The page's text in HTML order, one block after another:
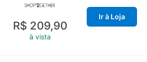
R$ 209,90
à vista
Ir à Loja